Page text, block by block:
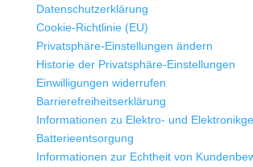
Datenschutzerklärung
Cookie-Richtlinie (EU)
Privatsphäre-Einstellungen ändern
Historie der Privatsphäre-Einstellungen
Einwilligungen widerrufen
Barrierefreiheitserklärung
Informationen zu Elektro- und
Batterieentsorgung
Informationen zur Echtheit von